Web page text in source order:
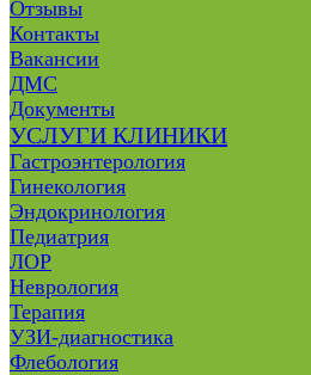
Отзывы
Контакты
Вакансии
ДМС
Документы
УСЛУГИ КЛИНИКИ
Гастроэнтерология
Гинекология
Эндокринология
Педиатрия
ЛОР
Неврология
Терапия
УЗИ-диагностика
Флебология